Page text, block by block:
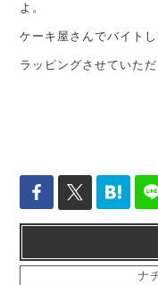
よ。
ケーキ屋さんでバイト
ラッピングさせていた
ナ